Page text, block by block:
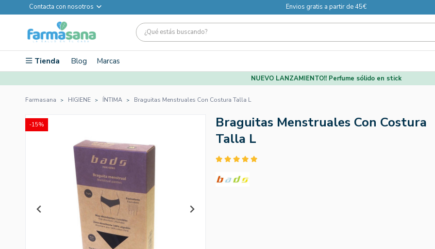
Contacta con nosotros Envios gratis a partir de 45€
Tienda Blog Marcas
NUEVO LANZAMIENTO!! Perfume sólido en stick
Farmasana HIGIENE ÍNTIMA Braguitas Menstruales Con Costura Talla L
-15%
Braguitas Menstruales Con Costura
Talla L